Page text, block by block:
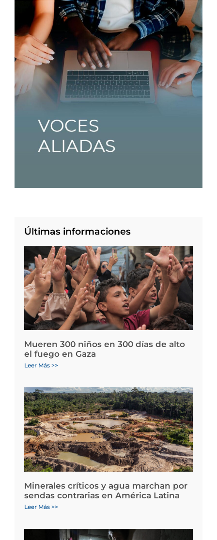
Últimas informaciones
Mueren 300 niños en 300 días de alto
el fuego en Gaza
Leer Más >>
Minerales críticos y agua marchan por
sendas contrarias en América Latina
Leer Más >>